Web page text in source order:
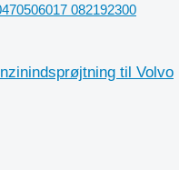
082192300
til Volvo